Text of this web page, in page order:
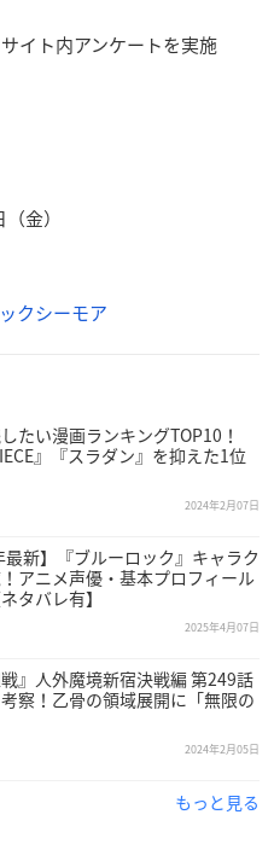
イト内アンケートを実施
金）
クシーモア
たい漫画ランキングTOP10！
』『スラダン』を抑えた1位
2024年2月07日
最新】『ブルーロック』キャラク
アニメ声優・基本プロフィール
タバレ有】
2025年4月07日
戦』人外魔境新宿決戦編 第249話
察！乙骨の領域展開に「無限の
2024年2月05日
もっと見る